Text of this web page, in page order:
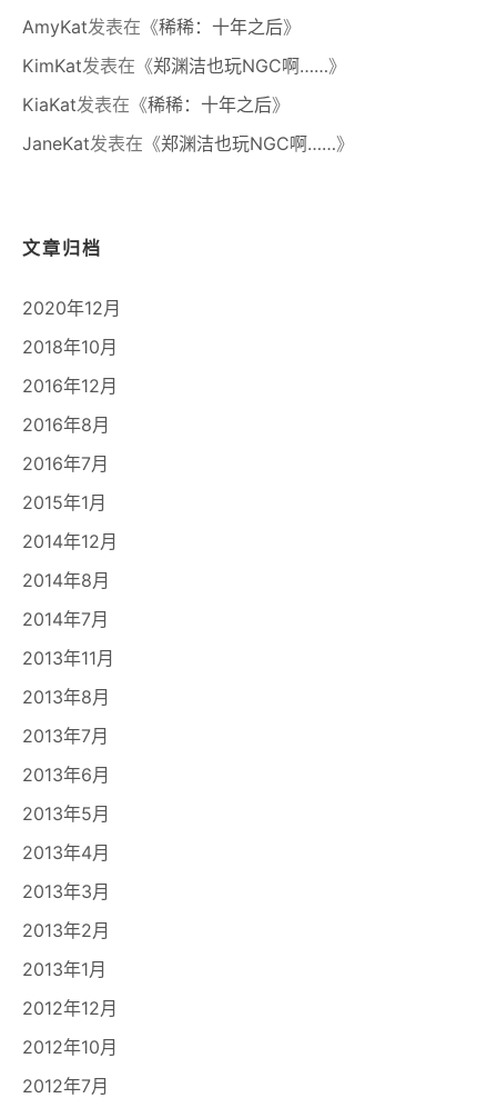
AmyKat发表在《稀稀：十年之后》
KimKat发表在《郑渊洁也玩NGC啊……》
KiaKat发表在《稀稀：十年之后》
JaneKat发表在《郑渊洁也玩NGC啊……》
文章归档
2020年12月
2018年10月
2016年12月
2016年8月
2016年7月
2015年1月
2014年12月
2014年8月
2014年7月
2013年11月
2013年8月
2013年7月
2013年6月
2013年5月
2013年4月
2013年3月
2013年2月
2013年1月
2012年12月
2012年10月
2012年7月